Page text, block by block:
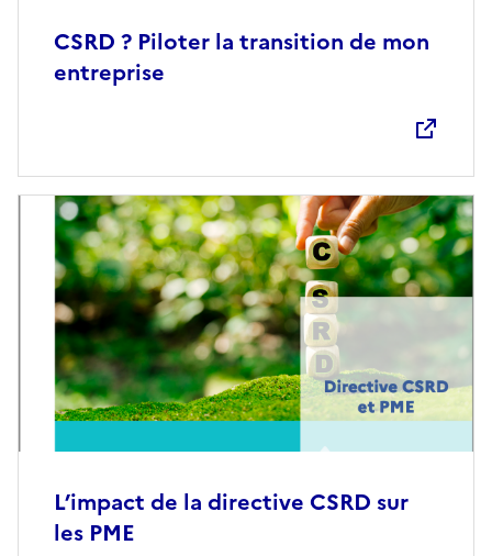
CSRD ? Piloter la transition de mon
entreprise
L’impact de la directive CSRD sur
les PME